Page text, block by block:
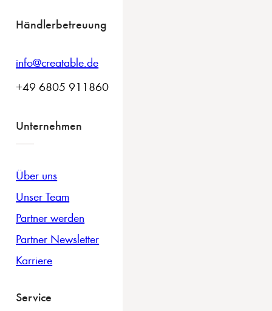
Händlerbetreuung
info@creatable.de
+49 6805 911860
Unternehmen
Über uns
Unser Team
Partner werden
Partner Newsletter
Karriere
Service